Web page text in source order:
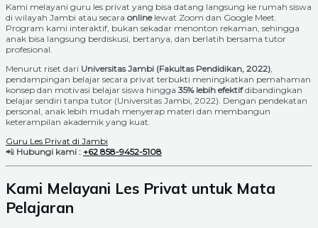
Kami melayani guru les privat yang bisa datang langsung ke rumah siswa
di wilayah Jambi atau secara onlinelewat Zoom dan Google Meet.
Program kami interaktif, bukan sekadar menonton rekaman, sehingga
anak bisa langsung berdiskusi, bertanya, dan berlatih bersama tutor
profesional.
Menurut riset dari Universitas Jambi (Fakultas Pendidikan, 2022)
pendampingan belajar secara privat terbukti meningkatkan pemahaman
konsep dan motivasi belajar siswa hingga 35% lebih efektifdibandingkan
belajar sendiri tanpa tutor (Universitas Jambi, 2022). Dengan pendekatan
personal, anak lebih mudah menyerap materi dan membangun
keterampilan akademik yang kuat.
Guru Les Privat di Jambi
📲 Hubungi kami : +62 858-9452-5108
Kami Melayani Les Privat untuk Mata
Pelajaran